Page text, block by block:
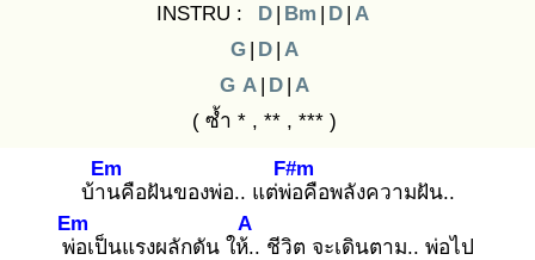
INSTRU : D | Bm | D | A
G | D | A
G A | D | A
( ซ้ำ * , ** , *** )
บ้าน
Em
คือฝันของพ่อ.. แต่พ่อ
F#m
คือพลังความฝัน..
พ่อ
Em
เป็นแรงผลักดัน ให้..
A
ชีวิต จะเดินตาม.. พ่อไป